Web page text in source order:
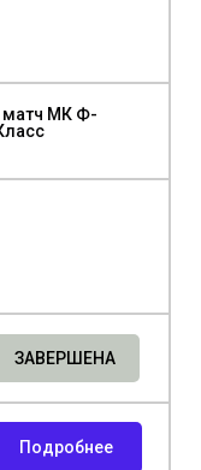
I матч МК Ф-
ЗАВЕРШЕНА
Подробнее